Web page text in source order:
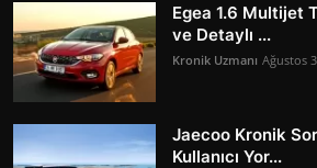
Egea 1.6 Multijet
ve Detaylı ...
Kronik Uzmanı Ağustos
Jaecoo Kronik
Kullanıcı Yor...